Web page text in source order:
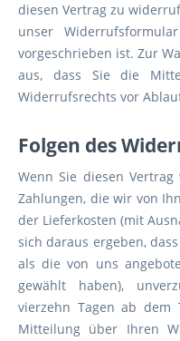
diesen Vertrag zu
unser
vorgeschrieben ist. Zur
aus, dass Sie die
Widerrufsrechts vor
Folgen des
Wenn Sie diesen
Zahlungen, die wir von
der Lieferkosten (mit
sich daraus ergeben,
als die von uns
gewählt haben),
vierzehn Tagen ab dem
Mitteilung über Ihren